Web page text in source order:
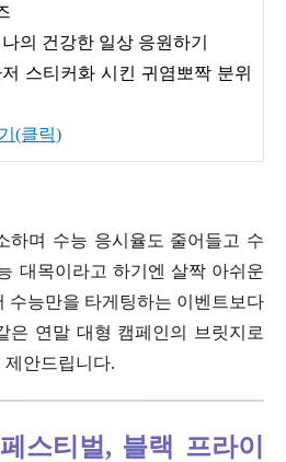
의 건강한 일상 응원하기
스티커화 시킨 귀염뽀짝 분위
(클릭)
하며 수능 응시율도 줄어들고 수
대목이라고 하기엔 살짝 아쉬운
수능만을 타게팅하는 이벤트보다
은 연말 대형 캠페인의 브릿지로
제안드립니다.
스티벌, 블랙 프라이